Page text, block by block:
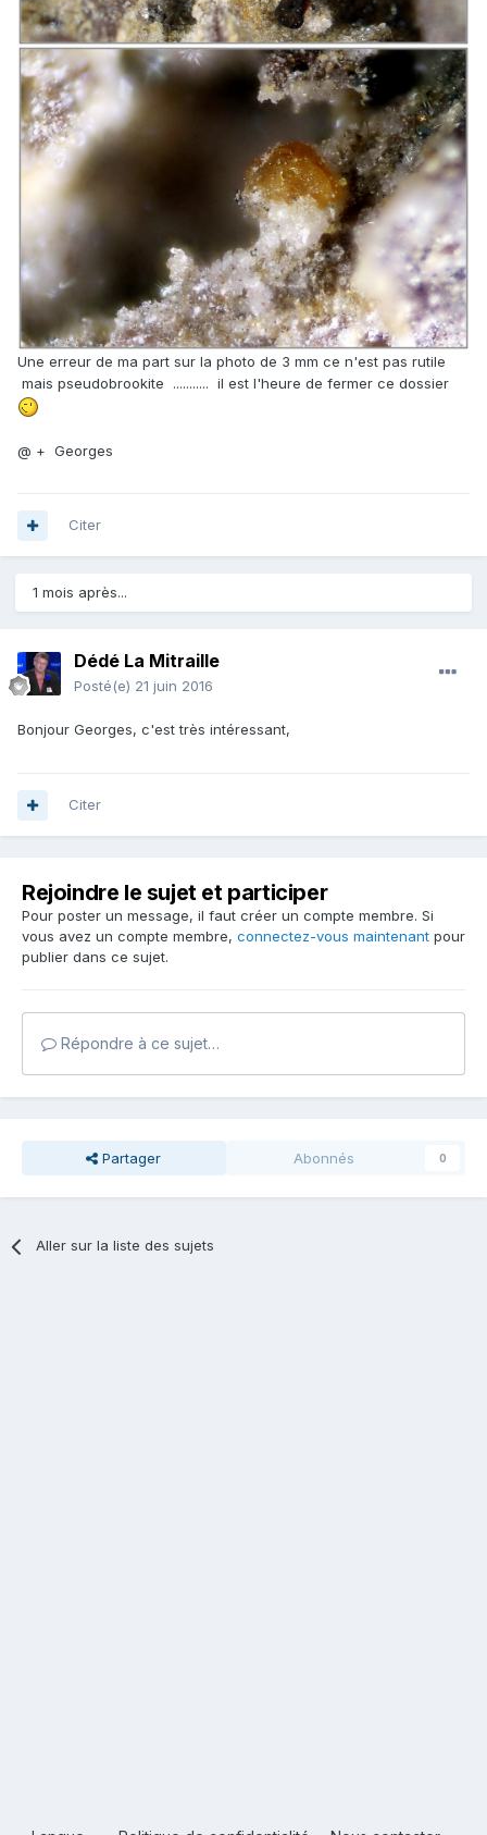
Une erreur de ma part sur la photo de 3 mm ce n'est pas rutile
mais pseudobrookite ........... il est l'heure de fermer ce dossier
@ + Georges
Citer
1 mois après...
Dédé La Mitraille
Posté(e) 21 juin 2016
Bonjour Georges, c'est très intéressant,
Citer
Rejoindre le sujet et participer
Pour poster un message, il faut créer un compte membre. Si
vous avez un compte membre, connectez-vous maintenant pour
publier dans ce sujet.
Répondre à ce sujet…
Partager Abonnés 0
Aller sur la liste des sujets